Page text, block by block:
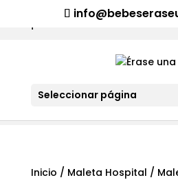
¡Aviso importante para tod@s! Si
Seleccionar página
Inicio / Maleta Hospital /